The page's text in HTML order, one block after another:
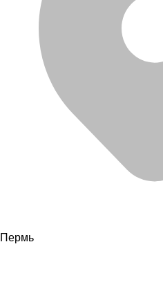
Пермь